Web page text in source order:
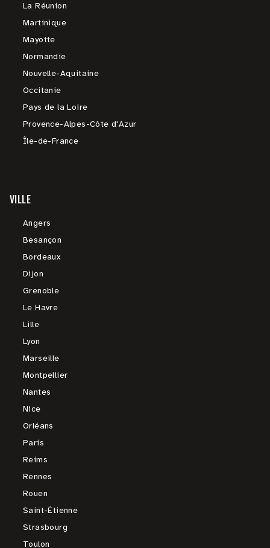
La Réunion
Martinique
Mayotte
Normandie
Nouvelle-Aquitaine
Occitanie
Pays de la Loire
Provence-Alpes-Côte d'Azur
Île-de-France
VILLE
Angers
Besançon
Bordeaux
Dijon
Grenoble
Le Havre
Lille
Lyon
Marseille
Montpellier
Nantes
Nice
Orléans
Paris
Reims
Rennes
Rouen
Saint-Étienne
Strasbourg
Toulon